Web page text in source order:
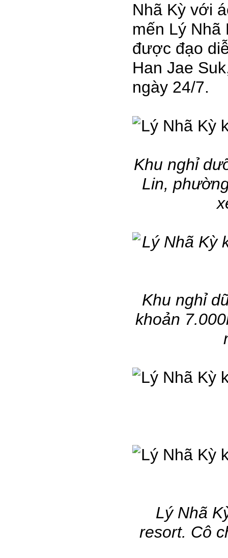
Nhã Kỳ với
mến Lý Nhã
được đạo
Han Jae
ngày 24/7.
Khu nghỉ
Lin,
Khu nghỉ
khoản
Lý Nhã
resort. Cô